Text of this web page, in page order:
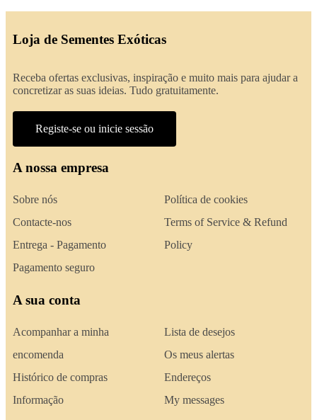
Loja de Sementes Exóticas
Receba ofertas exclusivas, inspiração e muito mais para ajudar a
concretizar as suas ideias. Tudo gratuitamente.
Registe-se ou inicie sessão
A nossa empresa
Sobre nós
Contacte-nos
Entrega - Pagamento
Pagamento seguro
Política de cookies
Terms of Service & Refund
Policy
A sua conta
Acompanhar a minha
encomenda
Histórico de compras
Informação
Lista de desejos
Os meus alertas
Endereços
My messages